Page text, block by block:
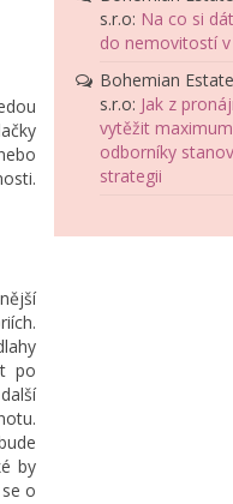
po
by
o
s.r.o: Na co si
do nemovitostí
Bohemian
s.r.o: Jak z
vytěžit
odborníky
strategii